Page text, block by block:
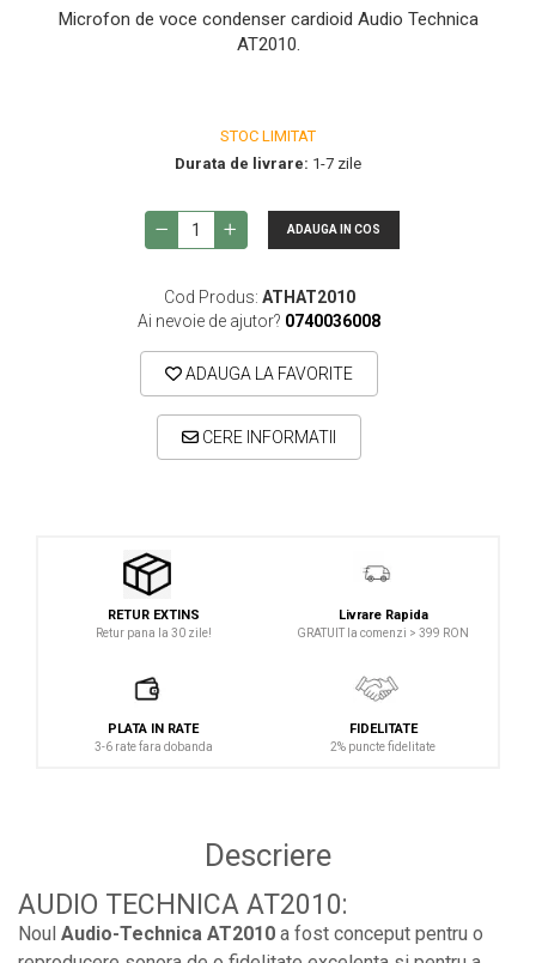
Microfoane de Suprafata
Microfoane pt instalatii si conferinta
Microfoane Suspendabile
Microfoane wireless si sisteme
Studio si inregistrari
Accesorii echipamente de studio
Controllere MIDI - USB DAW
Convertoare AD/DA
Interfete audio
Preamplificatoare
Microfon de voce condenser cardioid Audio Technica
AT2010.
STOC LIMITAT
Durata de livrare: 1-7 zile
ADAUGA IN COS
Cod Produs: ATHAT2010
Ai nevoie de ajutor? 0740036008
ADAUGA LA FAVORITE
CERE INFORMATII
RETUR EXTINS
Retur pana la 30 zile!
Livrare Rapida
GRATUIT la comenzi > 399 RON
PLATA IN RATE
3-6 rate fara dobanda
FIDELITATE
2% puncte fidelitate
Descriere
AUDIO TECHNICA AT2010:
Noul Audio-Technica AT2010 a fost conceput pentru o